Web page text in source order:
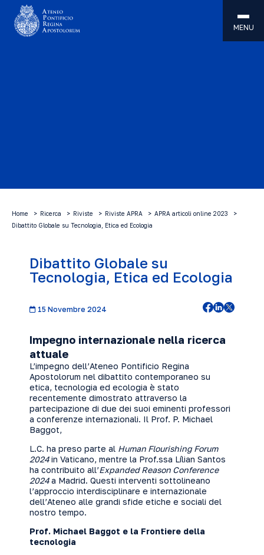
MENU
Home Ricerca Riviste Riviste APRA
APRA articoli online 2023
Dibattito Globale su Tecnologia, Etica ed Ecologia
Dibattito Globale su
Tecnologia, Etica ed Ecologia
15 Novembre 2024
Impegno internazionale nella ricerca
attuale
L’impegno dell’Ateneo Pontificio Regina
Apostolorum nel dibattito contemporaneo su
etica, tecnologia ed ecologia è stato
recentemente dimostrato attraverso la
partecipazione di due dei suoi eminenti professori
a conferenze internazionali. Il Prof. P. Michael
Baggot,
L.C. ha preso parte al Human Flourishing Forum
2024in Vaticano, mentre la Prof.ssa Lílian Santos
ha contribuito all’Expanded Reason Conference
2024a Madrid. Questi interventi sottolineano
l’approccio interdisciplinare e internazionale
dell’Ateneo alle grandi sfide etiche e sociali del
nostro tempo.
Prof. Michael Baggot e la Frontiere della
tecnologia